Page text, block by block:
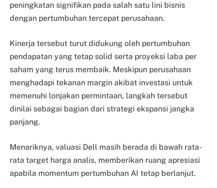
peningkatan signifikan pada salah satu lini bisnis
dengan pertumbuhan tercepat perusahaan.
Kinerja tersebut turut didukung oleh pertumbuhan
pendapatan yang tetap solid serta proyeksi laba per
saham yang terus membaik. Meskipun perusahaan
menghadapi tekanan margin akibat investasi untuk
memenuhi lonjakan permintaan, langkah tersebut
dinilai sebagai bagian dari strategi ekspansi jangka
panjang.
Menariknya, valuasi Dell masih berada di bawah rata-
rata target harga analis, memberikan ruang apresiasi
apabila momentum pertumbuhan AI tetap berlanjut.